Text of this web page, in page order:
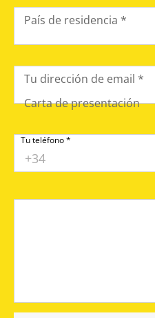
País de residencia *
Tu dirección de email *
Tu teléfono *
Carta de presentación